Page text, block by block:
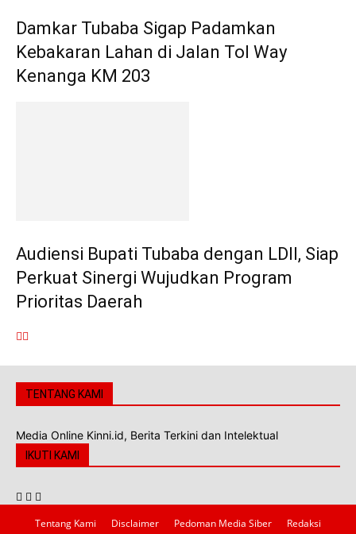
Damkar Tubaba Sigap Padamkan
Kebakaran Lahan di Jalan Tol Way
Kenanga KM 203
Audiensi Bupati Tubaba dengan LDII, Siap
Perkuat Sinergi Wujudkan Program
Prioritas Daerah
TENTANG KAMI
Media Online Kinni.id, Berita Terkini dan Intelektual
IKUTI KAMI
Tentang Kami Disclaimer Pedoman Media Siber Redaksi